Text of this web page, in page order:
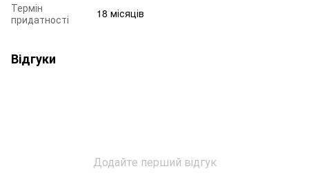
Термін
придатності
18 місяців
Відгуки
Додайте перший відгук